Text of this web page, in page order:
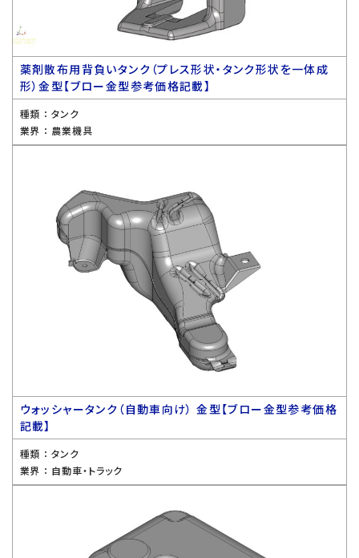
薬剤散布用背負いタンク（プレス形状・タンク形状を一体成
形）金型【ブロー金型参考価格記載】
種類 ： タンク
業界 ： 農業機具
ウォッシャータンク（自動車向け） 金型【ブロー金型参考価格
記載】
種類 ： タンク
業界 ： 自動車・トラック